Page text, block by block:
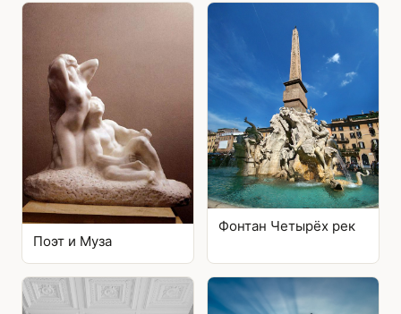
Поэт и Муза
Фонтан Четырёх рек